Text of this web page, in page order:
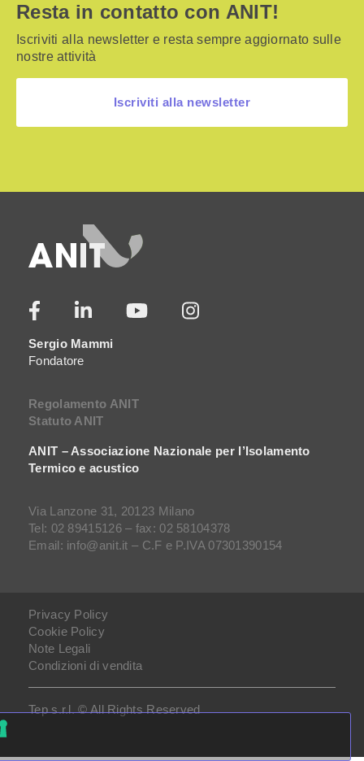
Resta in contatto con ANIT!
Iscriviti alla newsletter e resta sempre aggiornato sulle
nostre attività
Iscriviti alla newsletter
Sergio Mammi
Fondatore
Regolamento ANIT
Statuto ANIT
ANIT – Associazione Nazionale per l’Isolamento
Termico e acustico
Via Lanzone 31, 20123 Milano
Tel: 02 89415126 – fax: 02 58104378
Email: info@anit.it – C.F e P.IVA 07301390154
Tep s.r.l. © All Rights Reserved
Privacy Policy
Cookie Policy
Note Legali
Condizioni di vendita